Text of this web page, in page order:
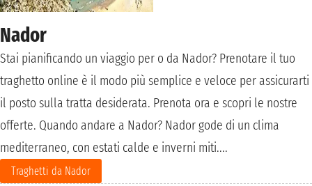
Nador
Stai pianificando un viaggio per o da Nador? Prenotare il tuo
traghetto online è il modo più semplice e veloce per assicurarti
il posto sulla tratta desiderata. Prenota ora e scopri le nostre
offerte. Quando andare a Nador? Nador gode di un clima
mediterraneo, con estati calde e inverni miti....
Traghetti da Nador